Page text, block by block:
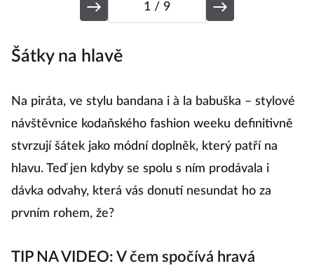
1 / 9
Šátky na hlavě
Na piráta, ve stylu bandana i à la babuška – stylové
návštěvnice kodaňského fashion weeku definitivně
stvrzují šátek jako módní doplněk, který patří na
hlavu. Teď jen kdyby se spolu s ním prodávala i
dávka odvahy, která vás donutí nesundat ho za
prvním rohem, že?
TIP NA VIDEO: V čem spočívá hravá